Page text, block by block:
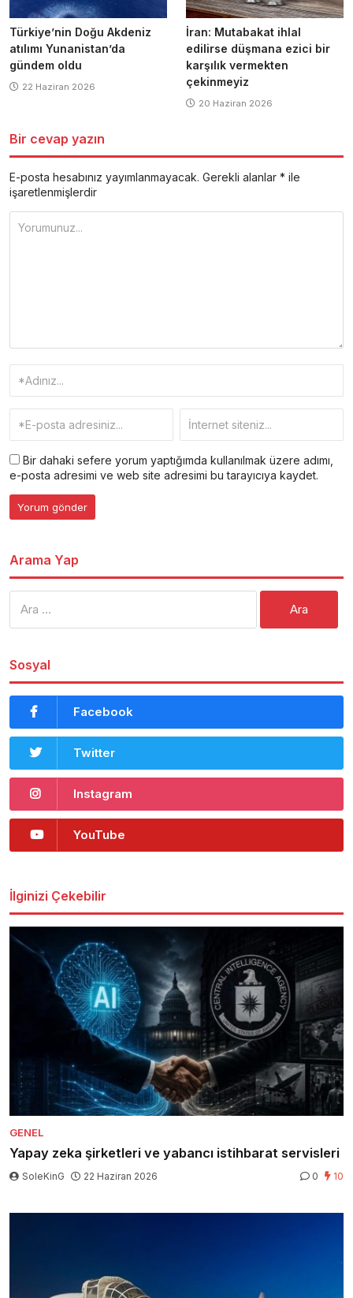
Türkiye’nin Doğu Akdeniz
atılımı Yunanistan’da
gündem oldu
22 Haziran 2026
İran: Mutabakat ihlal
edilirse düşmana ezici bir
karşılık vermekten
çekinmeyiz
20 Haziran 2026
Bir cevap yazın
E-posta hesabınız yayımlanmayacak. Gerekli alanlar * ile
işaretlenmişlerdir
Bir dahaki sefere yorum yaptığımda kullanılmak üzere adımı,
e-posta adresimi ve web site adresimi bu tarayıcıya kaydet.
Arama Yap
Sosyal
Facebook
Twitter
Instagram
YouTube
İlginizi Çekebilir
GENEL
Yapay zeka şirketleri ve yabancı istihbarat servisleri
SoleKinG 22 Haziran 2026 0 10